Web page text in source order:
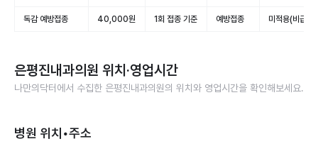
독감 예방접종 40,000원 1회 접종 기준 예방접종 미적용(비급여)
은평진내과의원 위치·영업시간
나만의닥터에서 수집한 은평진내과의원의 위치와 영업시간을 확인해보세요.
병원 위치•주소